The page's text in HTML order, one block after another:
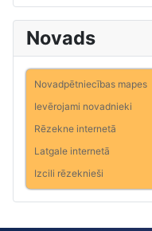
Novads
Novadpētniecības mapes
Ievērojami novadnieki
Rēzekne internetā
Latgale internetā
Izcili rēzeknieši